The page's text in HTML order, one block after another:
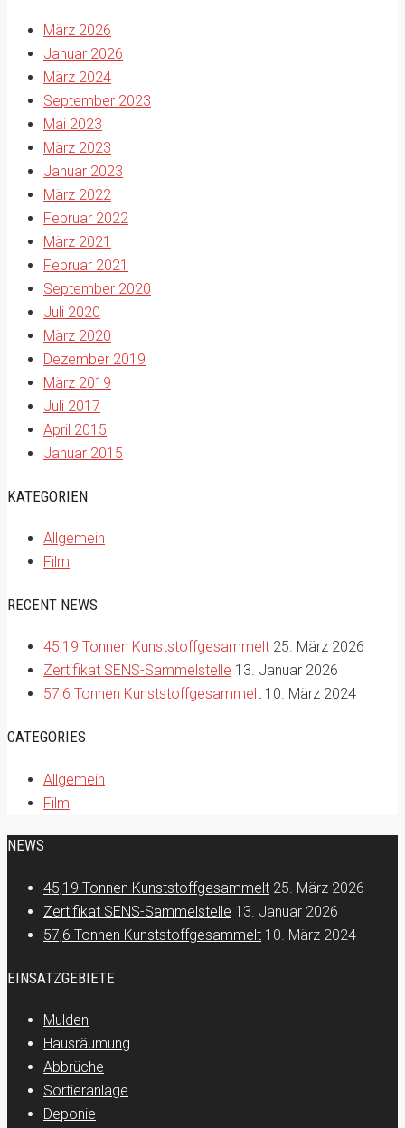
März 2026
Januar 2026
März 2024
September 2023
Mai 2023
März 2023
Januar 2023
März 2022
Februar 2022
März 2021
Februar 2021
September 2020
Juli 2020
März 2020
Dezember 2019
März 2019
Juli 2017
April 2015
Januar 2015
KATEGORIEN
Allgemein
Film
RECENT NEWS
45,19 Tonnen Kunststoffgesammelt 25. März 2026
Zertifikat SENS-Sammelstelle 13. Januar 2026
57,6 Tonnen Kunststoffgesammelt 10. März 2024
CATEGORIES
Allgemein
Film
NEWS
45,19 Tonnen Kunststoffgesammelt 25. März 2026
Zertifikat SENS-Sammelstelle 13. Januar 2026
57,6 Tonnen Kunststoffgesammelt 10. März 2024
EINSATZGEBIETE
Mulden
Hausräumung
Abbrüche
Sortieranlage
Deponie